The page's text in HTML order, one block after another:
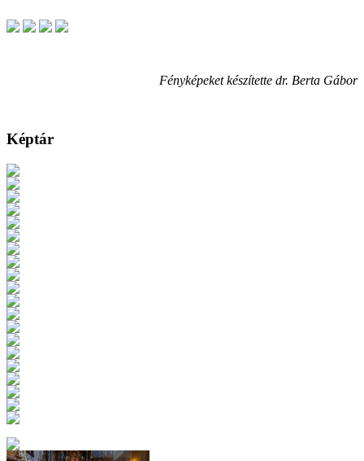
Fényképeket készítette dr. Berta Gábor
Képtár